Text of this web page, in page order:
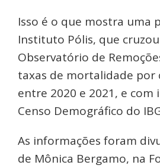
Isso é o que mostra uma
Instituto Pólis, que
Observatório de
taxas de mortalidade por
entre 2020 e 2021, e com
Censo Demográfico do
As informações foram
de Mônica Bergamo, na